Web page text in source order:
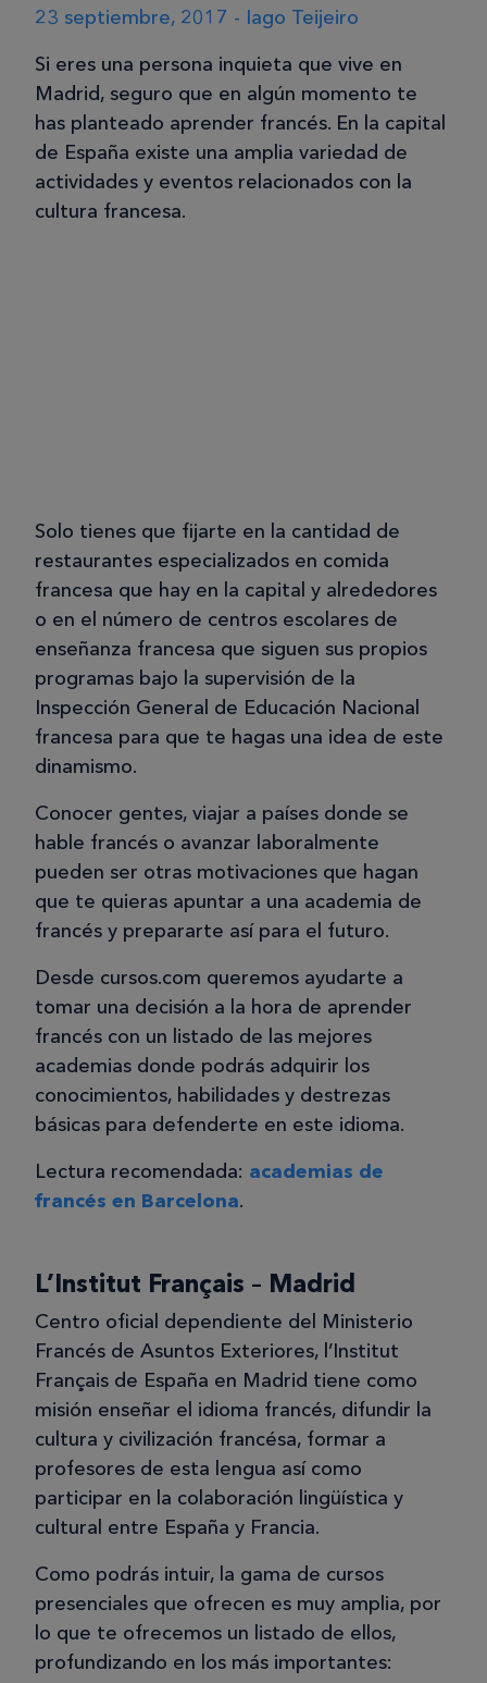
23 septiembre, 2017 - Iago Teijeiro
Si eres una persona inquieta que vive en
Madrid, seguro que en algún momento te
has planteado aprender francés. En la capital
de España existe una amplia variedad de
actividades y eventos relacionados con la
cultura francesa.
Solo tienes que fijarte en la cantidad de
restaurantes especializados en comida
francesa que hay en la capital y alrededores
o en el número de centros escolares de
enseñanza francesa que siguen sus propios
programas bajo la supervisión de la
Inspección General de Educación Nacional
francesa para que te hagas una idea de este
dinamismo.
Conocer gentes, viajar a países donde se
hable francés o avanzar laboralmente
pueden ser otras motivaciones que hagan
que te quieras apuntar a una academia de
francés y prepararte así para el futuro.
Desde cursos.com queremos ayudarte a
tomar una decisión a la hora de aprender
francés con un listado de las mejores
academias donde podrás adquirir los
conocimientos, habilidades y destrezas
básicas para defenderte en este idioma.
Lectura recomendada: academias de
francés en Barcelona.
L’Institut Français – Madrid
Centro oficial dependiente del Ministerio
Francés de Asuntos Exteriores, l’Institut
Français de España en Madrid tiene como
misión enseñar el idioma francés, difundir la
cultura y civilización francésa, formar a
profesores de esta lengua así como
participar en la colaboración lingüística y
cultural entre España y Francia.
Como podrás intuir, la gama de cursos
presenciales que ofrecen es muy amplia, por
lo que te ofrecemos un listado de ellos,
profundizando en los más importantes: